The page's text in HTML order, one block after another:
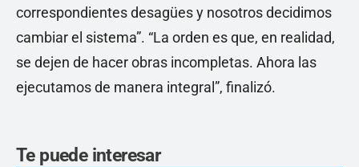
correspondientes desagües y nosotros decidimos
cambiar el sistema”. “La orden es que, en realidad,
se dejen de hacer obras incompletas. Ahora las
ejecutamos de manera integral”, finalizó.
Te puede interesar